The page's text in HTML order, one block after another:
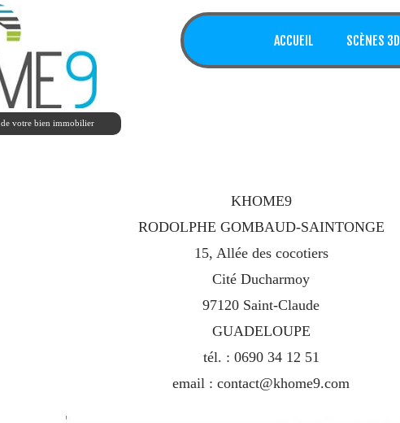
votre bien immobilier
ACCUEIL SCÈNES 3D
KHOME9
RODOLPHE GOMBAUD-SAINTONGE
15, Allée des cocotiers
Cité Ducharmoy
97120 Saint-Claude
GUADELOUPE
tél. : 0690 34 12 51
email : contact@khome9.com